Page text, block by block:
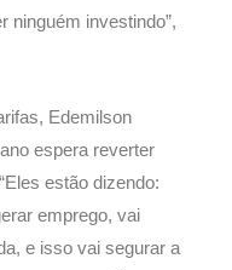
ninguém investindo”,
Edemilson
espera reverter
estão dizendo:
emprego, vai
e isso vai segurar a